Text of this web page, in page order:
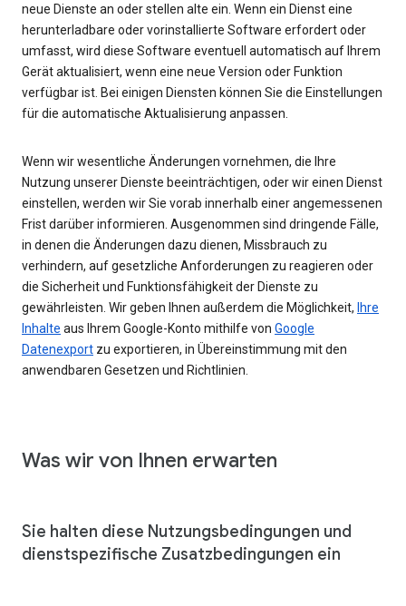
neue Dienste an oder stellen alte ein. Wenn ein Dienst eine
herunterladbare oder vorinstallierte Software erfordert oder
umfasst, wird diese Software eventuell automatisch auf Ihrem
Gerät aktualisiert, wenn eine neue Version oder Funktion
verfügbar ist. Bei einigen Diensten können Sie die Einstellungen
für die automatische Aktualisierung anpassen.
Wenn wir wesentliche Änderungen vornehmen, die Ihre
Nutzung unserer Dienste beeinträchtigen, oder wir einen Dienst
einstellen, werden wir Sie vorab innerhalb einer angemessenen
Frist darüber informieren. Ausgenommen sind dringende Fälle,
in denen die Änderungen dazu dienen, Missbrauch zu
verhindern, auf gesetzliche Anforderungen zu reagieren oder
die Sicherheit und Funktionsfähigkeit der Dienste zu
gewährleisten. Wir geben Ihnen außerdem die Möglichkeit, Ihre
Inhalte aus Ihrem Google-Konto mithilfe von Google
Datenexport zu exportieren, in Übereinstimmung mit den
anwendbaren Gesetzen und Richtlinien.
Was wir von Ihnen erwarten
Sie halten diese Nutzungsbedingungen und
dienstspezifische Zusatzbedingungen ein